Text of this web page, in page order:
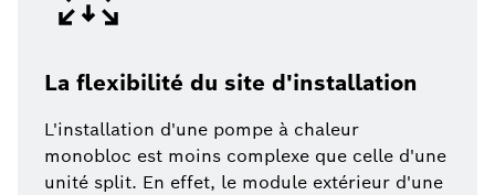
La flexibilité du site d'installation
L'installation d'une pompe à chaleur
monobloc est moins complexe que celle d'une
unité split. En effet, le module extérieur d'une